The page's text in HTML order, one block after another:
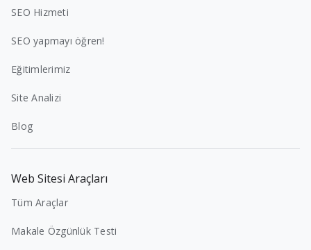
SEO Hizmeti
SEO yapmayı öğren!
Eğitimlerimiz
Site Analizi
Blog
Web Sitesi Araçları
Tüm Araçlar
Makale Özgünlük Testi